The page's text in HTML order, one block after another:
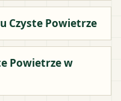
Czyste Powietrze
Powietrze w